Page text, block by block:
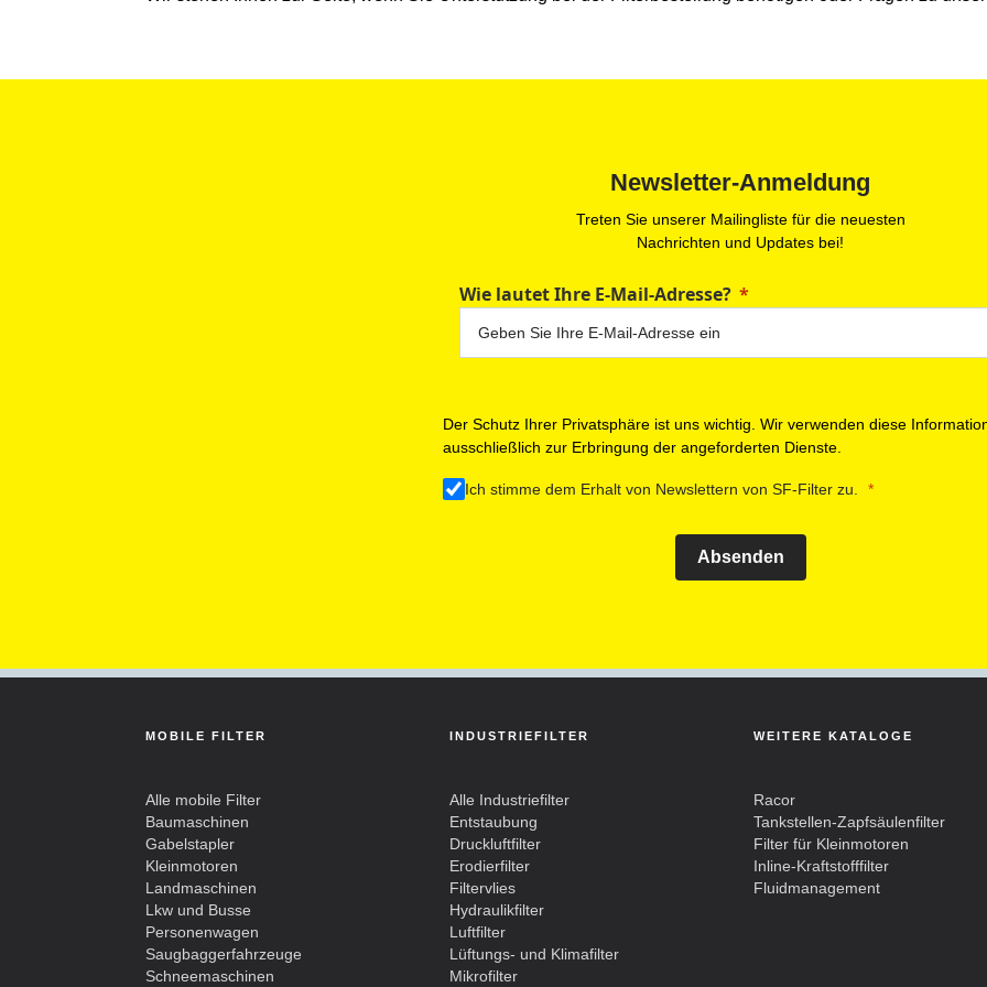
Newsletter-Anmeldung
Treten Sie unserer Mailingliste für die neuesten
Nachrichten und Updates bei!
Wie lautet Ihre E-Mail-Adresse?
Der Schutz Ihrer Privatsphäre ist uns wichtig. Wir verwenden diese
ausschließlich zur Erbringung der angeforderten Dienste.
Ich stimme dem Erhalt von Newslettern von SF-Filter zu.
Absenden
MOBILE FILTER
Alle mobile Filter
Baumaschinen
Gabelstapler
Kleinmotoren
Landmaschinen
Lkw und Busse
Personenwagen
Saugbaggerfahrzeuge
Schneemaschinen
INDUSTRIEFILTER
Alle Industriefilter
Entstaubung
Druckluftfilter
Erodierfilter
Filtervlies
Hydraulikfilter
Luftfilter
Lüftungs- und Klimafilter
Mikrofilter
WEITERE KATALOGE
Racor
Tankstellen-Zapfsäulenfilter
Filter für Kleinmotoren
Inline-Kraftstofffilter
Fluidmanagement